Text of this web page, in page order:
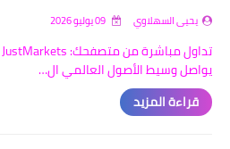
يحيى السهلاوي
يواصل وسيط الأصول العالمي ال…
قراءة المزيد